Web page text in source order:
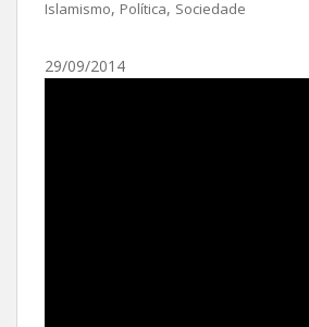
Islamismo, Política, Sociedade
29/09/2014